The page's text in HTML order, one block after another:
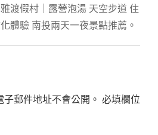
渡假村｜露營泡湯 天空步道 住
體驗 南投兩天一夜景點推薦。
郵件地址不會公開。 必填欄位